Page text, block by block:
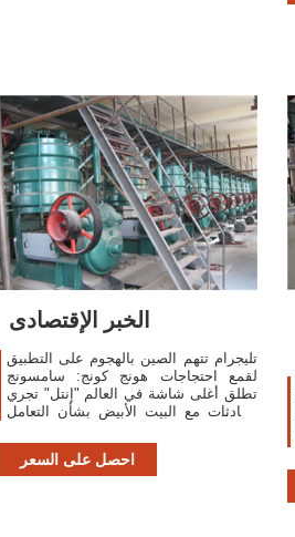
الخبر الإقتصادى
تليجرام تتهم الصين بالهجوم على التطبيق
لقمع احتجاجات هونج كونج: سامسونج
تطلق أغلى شاشة في العالم "إنتل" تجري
محادثات مع البيت الأبيض بشأن التعامل
احصل على السعر